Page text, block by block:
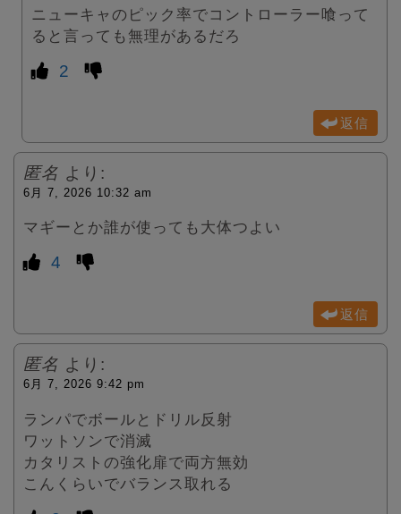
ニューキャのピック率でコントローラー喰って
ると言っても無理があるだろ
2
返信
匿名 より:
6月 7, 2026 10:32 am
マギーとか誰が使っても大体つよい
4
返信
匿名 より:
6月 7, 2026 9:42 pm
ランパでボールとドリル反射
ワットソンで消滅
カタリストの強化扉で両方無効
こんくらいでバランス取れる